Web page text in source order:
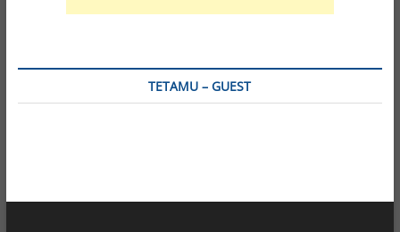
TETAMU – GUEST